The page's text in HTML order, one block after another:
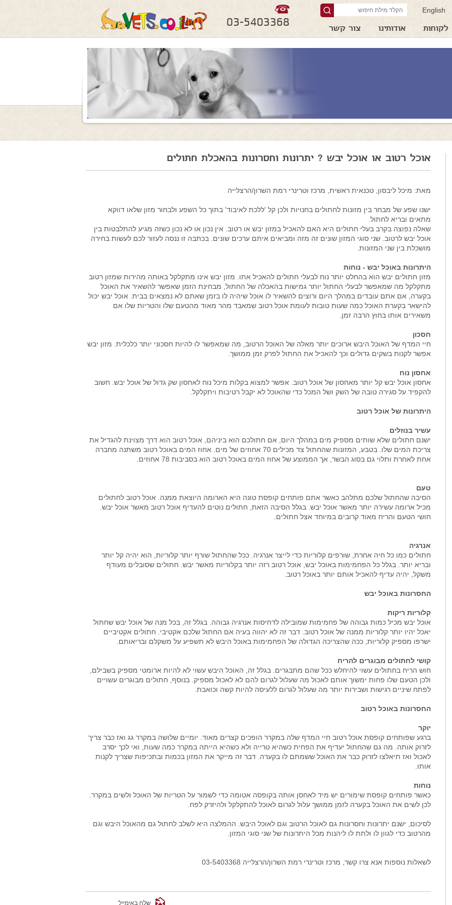
English
לקוחות אודותינו צור קשר
03-5403368
אוכל רטוב או אוכל יבש ? יתרונות וחסרונות בהאכלת חתולים
מאת: מיכל ליבסון, טכנאית ראשית, מרכז וטרינרי רמת השרון/הרצלייה
ישנו שפע של מבחר בין מזונות לחתולים בחנויות ולכן קל 'ללכת לאיבוד' בתוך כל השפע ולבחור מזון שלאו דווקא
מתאים ובריא לחתול.
שאלה נפוצה בקרב בעלי חתולים היא האם להאכיל במזון יבש או רטוב. אין נכון או לא נכון כשזה מגיע להתלבטות בין
אוכל יבש לרטוב. שני סוגי המזון שונים זה מזה ומביאים איתם ערכים שונים. בכתבה זו ננסה לעזור לכם לעשות בחירה
מושכלת בין שני המזונות.
היתרונות באוכל יבש - נוחות
מזון חתולים יבש הוא בהחלט יותר נוח לבעלי חתולים להאכיל אתו. מזון יבש אינו מתקלקל באותה מהירות שמזון רטוב
מתקלקל מה שמאפשר לבעלי החתול יותר גמישות בהאכלה של החתול, מבחינת הזמן שאפשר להשאיר את האוכל
בקערה, אם אתם עובדים במהלך היום ורוצים להשאיר לו אוכל שיהיה לו בזמן שאתם לא נמצאים בבית. אוכל יבש יכול
להישאר בקערת האוכל כמה שעות טובות לעומת אוכל רטוב שמאבד מהר מאוד מהטעם שלו והטריות שלו אם
משאירים אותו בחוץ הרבה זמן.
חסכון
חיי המדף של האוכל היבש ארוכים יותר מאלה של האוכל הרטוב, מה שמאפשר לו להיות חסכוני יותר כלכלית. מזון יבש
אפשר לקנות בשקים גדולים וכך להאכיל את החתול לפרק זמן ממושך.
אחסון נוח
אחסון אוכל יבש קל יותר מאחסון של אוכל רטוב. אפשר למצוא בקלות מיכל נוח לאחסון שק גדול של אוכל יבש. חשוב
להקפיד על סגירה טובה של השק ושל המכל כדי שהאוכל לא יקבל רטיבות ויתקלקל.
היתרונות של אוכל רטוב
עשיר בנוזלים
ישנם חתולים שלא שותים מספיק מים במהלך היום, אם חתולכם הוא ביניהם, אוכל רטוב הוא דרך מצוינת להגדיל את
צריכת המים שלו. בטבע, המזונות שהחתול צד מכילים 70 אחוזים של מים. אחוז המים באוכל רטוב משתנה מחברה
אחת לאחרת ותלוי גם בסוג הבשר, אך הממוצע של אחוז המים באוכל רטוב הוא בסביבות 78 אחוזים.
טעם
הסיבה שהחתול שלכם מתלהב כאשר אתם פותחים קופסת טונה היא הארומה היוצאת ממנה. אוכל רטוב לחתולים
מכיל ארומה עשירה יותר מאשר אוכל יבש. בגלל הסיבה הזאת, חתולים נוטים להעדיף אוכל רטוב מאשר אוכל יבש.
חושי הטעם והריח מאוד קרובים במיוחד אצל חתולים.
אנרגיה
חתולים כמו כל חיה אחרת, שורפים קלוריות כדי לייצר אנרגיה. ככל שהחתול שורף יותר קלוריות, הוא יהיה קל יותר
ובריא יותר. בגלל כל הפחמימות באוכל יבש, אוכל רטוב רזה יותר בקלוריות מאשר יבש. חתולים שסובלים מעודף
משקל, יהיה עדיף להאכיל אותם יותר באוכל רטוב.
החסרונות באוכל יבש
קלוריות ריקות
אוכל יבש מכיל כמות גבוהה של פחמימות שמובילה לדחיסות אנרגיה גבוהה. בגלל זה, בכל מנה של אוכל יבש שחתול
יאכל יהיו יותר קלוריות ממנה של אוכל רטוב. דבר זה לא יהווה בעיה אם החתול שלכם אקטיבי. חתולים אקטיביים
ישרפו מספיק קלוריות, ככה שהצריכה הגדולה של הפחמימות באוכל היבש לא תשפיע על משקלם ובריאותם.
קושי לחתולים מבוגרים להריח
חוש הריח בחתולים עשוי להיחלש ככל שהם מתבגרים. בגלל זה, האוכל היבש עשוי לא להיות ארומטי מספיק בשבילם,
ולכן הטעם שלו פחות ימשוך אותם לאכול מה שעלול לגרום להם לא לאכול מספיק. בנוסף, חתולים מבוגרים עשויים
לפתח שיניים רגישות ושבירות יותר מה שעלול לגרום ללעיסה להיות קשה וכואבת.
החסרונות באוכל רטוב
יוקר
ברגע שפותחים קופסת אוכל רטוב חיי המדף שלה במקרר הופכים קצרים מאוד. יומיים שלושה במקרר גג ואז כבר צריך
לזרוק אותה. מה גם שהחתול יעדיף את הפחית כשהיא טרייה ולא כשהיא הייתה במקרר כמה שעות, ואי לכך יסרב
לאכול ואז תיאלצו לזרוק כבר את האוכל ששמתם לו בקערה. דבר זה מייקר את המזון בכמות ובתכיפות שצריך לקנות
אותו.
נוחות
כאשר פותחים קופסת שימורים יש מיד לאחסן אותה בקופסה אטומה כדי לשמור על הטריות של האוכל ולשים במקרר.
לכן לשים את האוכל בקערה לזמן ממושך עלול לגרום לאוכל להתקלקל ולהיזרק לפח.
לסיכום, ישנם יתרונות וחסרונות גם לאוכל הרטוב וגם לאוכל היבש. ההמלצה היא לשלב לחתול גם מהאוכל היבש וגם
מהרטוב כדי לגוון לו ולתת לו ליהנות מכל היתרונות של שני סוגי המזון.
לשאלות נוספות אנא צרו קשר, מרכז וטרינרי רמת השרון/הרצלייה 03-5403368
שלח באימייל